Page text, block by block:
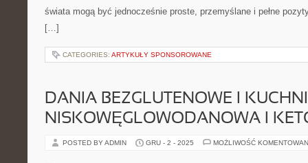
świata mogą być jednocześnie proste, przemyślane i pełne
[…]
CATEGORIES: ARTYKUŁY SPONSOROWANE
DANIA BEZGLUTENOWE I
NISKOWĘGLOWODANOWA I
POSTED BY ADMIN GRU - 2 - 2025 MOŻLIWOŚĆ